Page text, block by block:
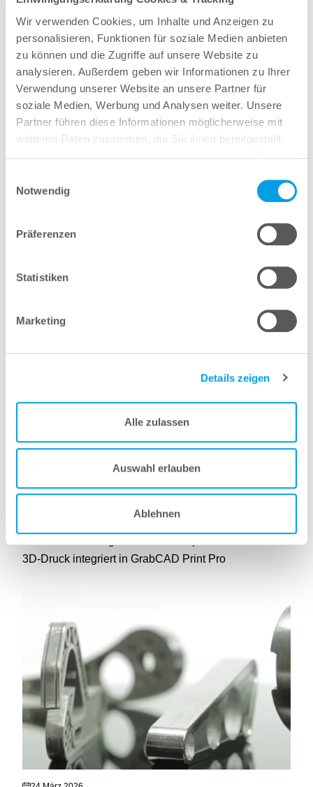
Wir verwenden Cookies, um Inhalte und Anzeigen zu
personalisieren, Funktionen für soziale Medien anbieten
zu können und die Zugriffe auf unsere Website zu
analysieren. Außerdem geben wir Informationen zu Ihrer
Verwendung unserer Website an unsere Partner für
soziale Medien, Werbung und Analysen weiter. Unsere
Partner führen diese Informationen möglicherweise mit
weiteren Daten zusammen, die Sie ihnen bereitgestellt
Notwendig
Präferenzen
Statistiken
Marketing
Details zeigen
Alle zulassen
Auswahl erlauben
Ablehnen
24 März 2026
Belastungssimulation für die FDM 3D-
3D-Druck integriert in GrabCAD Print Pro